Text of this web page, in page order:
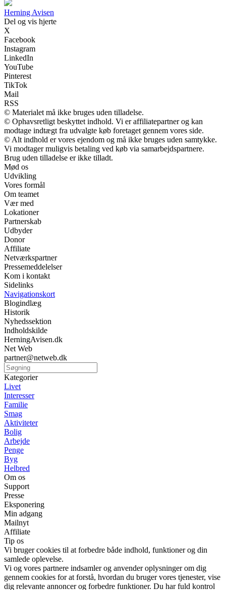
Herning Avisen
Del og vis hjerte
X
Facebook
Instagram
LinkedIn
YouTube
Pinterest
TikTok
Mail
RSS
© Materialet må ikke bruges uden tilladelse.
© Ophavsretligt beskyttet indhold. Vi er affiliatepartner og kan
modtage indtægt fra udvalgte køb foretaget gennem vores side.
© Alt indhold er vores ejendom og må ikke bruges uden samtykke.
Vi modtager muligvis betaling ved køb via samarbejdspartnere.
Brug uden tilladelse er ikke tilladt.
Mød os
Udvikling
Vores formål
Om teamet
Vær med
Lokationer
Partnerskab
Udbyder
Donor
Affiliate
Netværkspartner
Pressemeddelelser
Kom i kontakt
Sidelinks
Navigationskort
Blogindlæg
Historik
Nyhedssektion
Indholdskilde
HerningAvisen.dk
Net Web
partner@netweb.dk
Kategorier
Livet
Interesser
Familie
Smag
Aktiviteter
Bolig
Arbejde
Penge
Byg
Helbred
Om os
Support
Presse
Eksponering
Min adgang
Mailnyt
Affiliate
Tip os
Vi bruger cookies til at forbedre både indhold, funktioner og din
samlede oplevelse.
Vi og vores partnere indsamler og anvender oplysninger om dig
gennem cookies for at forstå, hvordan du bruger vores tjenester, vise
dig relevante annoncer og forbedre funktioner. Du har fuld kontrol